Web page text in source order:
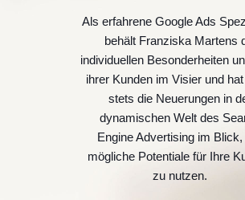
Als erfahrene Google Ads
behält Franziska Martens
individuellen Besonderheiten
ihrer Kunden im Visier und
stets die Neuerungen in
dynamischen Welt des
Engine Advertising im Blick,
mögliche Potentiale für Ihre
zu nutzen.